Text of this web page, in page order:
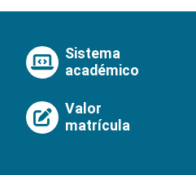
Sistema
académico
Valor
matrícula